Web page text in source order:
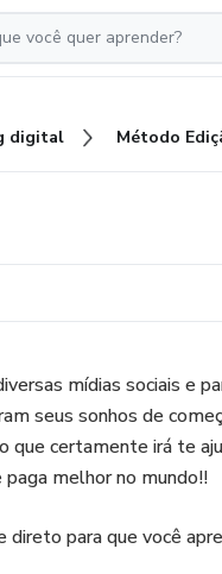
digital Método
mídias sociais e
seus sonhos de
certamente irá te
melhor no mundo!!
para que você